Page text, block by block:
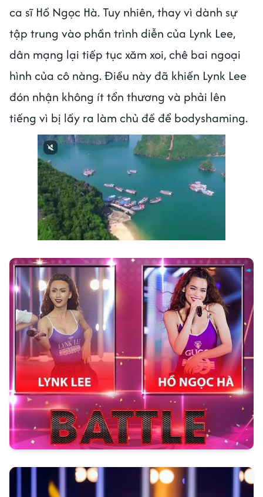
ca sĩ Hồ Ngọc Hà. Tuy nhiên, thay vì dành sự
tập trung vào phần trình diễn của Lynk Lee,
dân mạng lại tiếp tục xăm xoi, chê bai ngoại
hình của cô nàng. Điều này đã khiến Lynk Lee
đón nhận không ít tổn thương và phải lên
tiếng vì bị lấy ra làm chủ đề để bodyshaming.